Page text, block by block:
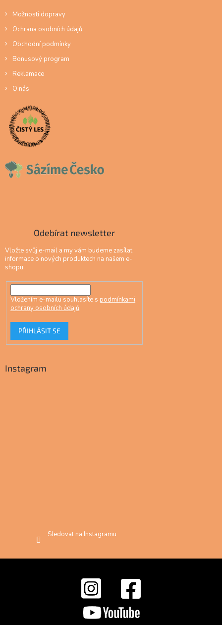
Možnosti dopravy
Ochrana osobních údajů
Obchodní podmínky
Bonusový program
Reklamace
O nás
Odebírat newsletter
Vložte svůj e-mail a my vám budeme zasílat
informace o nových produktech na našem e-
shopu.
Vložením e-mailu souhlasíte s podmínkami
ochrany osobních údajů
PŘIHLÁSIT SE
Instagram
Sledovat na Instagramu